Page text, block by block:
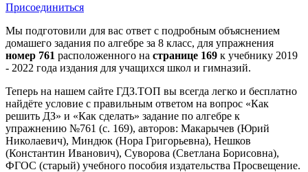
Присоединиться
Мы подготовили для вас ответ c подробным объяснением
домашего задания по алгебре за 8 класс, для упражнения
номер 761 расположенного на странице 169 к учебнику 2019
- 2022 года издания для учащихся школ и гимназий.
Теперь на нашем сайте ГДЗ.ТОП вы всегда легко и бесплатно
найдёте условие с правильным ответом на вопрос «Как
решить ДЗ» и «Как сделать» задание по алгебре к
упражнению №761 (с. 169), авторов: Макарычев (Юрий
Николаевич), Миндюк (Нора Григорьевна), Нешков
(Константин Иванович), Суворова (Светлана Борисовна),
ФГОС (старый) учебного пособия издательства Просвещение.